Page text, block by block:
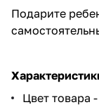
Подарите
Цвет товара